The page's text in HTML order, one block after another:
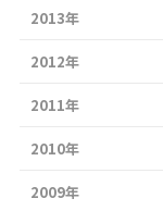
2013年
2012年
2011年
2010年
2009年